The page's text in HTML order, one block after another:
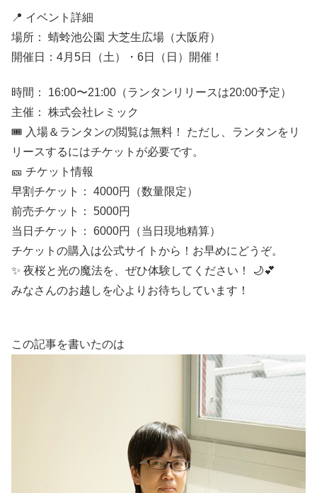
📍 イベント詳細
場所： 蜻蛉池公園 大芝生広場（大阪府）
開催日：4月5日（土）・6日（日）開催！
時間： 16:00〜21:00（ランタンリリースは20:00予定）
主催： 株式会社レミック
🎟️ 入場＆ランタンの閲覧は無料！ ただし、ランタンをリ
リースするにはチケットが必要です。
🎫 チケット情報
早割チケット： 4000円（数量限定）
前売チケット： 5000円
当日チケット： 6000円（当日現地精算）
チケットの購入は公式サイトから！お早めにどうぞ。
✨ 夜桜と光の魔法を、ぜひ体験してください！ 🌙💕
みなさんのお越しを心よりお待ちしています！
この記事を書いたのは